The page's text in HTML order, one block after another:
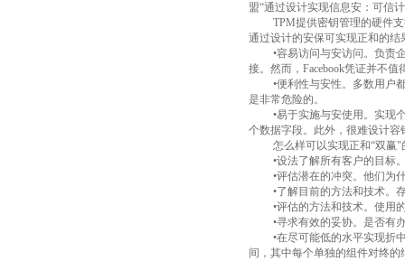
盟“通过设计实现信息安：可信
TPM提供密钥管理的硬件
通过设计的安保可实现正和的
•容易访问与安访问。负责
接。然而， Facebook凭证并不值
•便利性与安性。多数用户
是非常危险的。
•易于实施与安使用。实现
个数据字段。此外，很难设计
怎么样可以实现正和“双赢
•设法了解所有客户的目标
•评估潜在的冲突。他们为
•了解目前的方法和技术。
•评估的方法和技术。使用
•寻求有效的妥协。是否有
•在尽可能低的水平实现折
间，其中每个单独的组件对终